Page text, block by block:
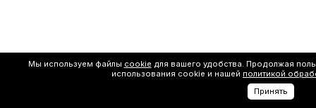
Мы используем файлы cookie для вашего удобства. Продолжая
использования cookie и нашей политикой
Принять